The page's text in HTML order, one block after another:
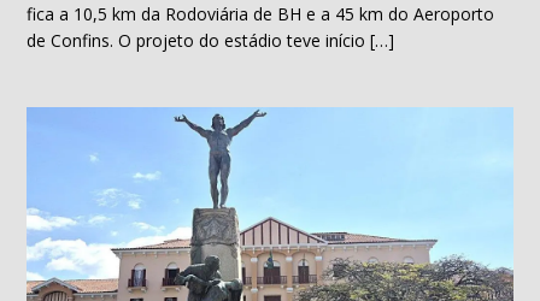
fica a 10,5 km da Rodoviária de BH e a 45 km do Aeroporto
de Confins. O projeto do estádio teve início […]